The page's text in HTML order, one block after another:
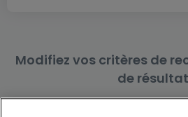
Modifiez vos critères de
de